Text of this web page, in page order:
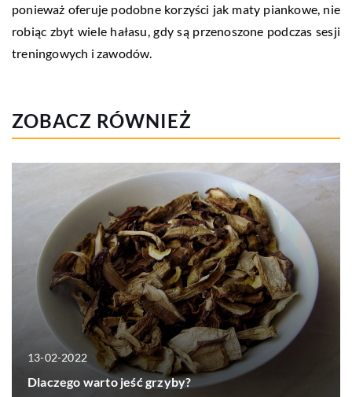
ponieważ oferuje podobne korzyści jak maty piankowe, nie
robiąc zbyt wiele hałasu, gdy są przenoszone podczas sesji
treningowych i zawodów.
ZOBACZ RÓWNIEŻ
13-02-2022
Dlaczego warto jeść grzyby?